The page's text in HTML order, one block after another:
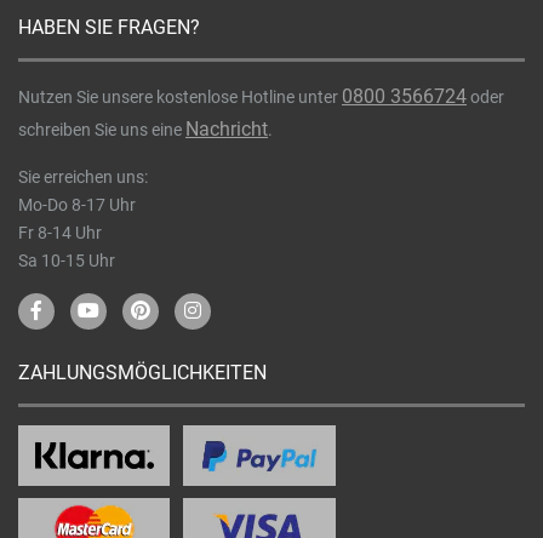
HABEN SIE FRAGEN?
Nutzen Sie unsere kostenlose Hotline unter 0800 3566724oder
schreiben Sie uns eine Nachricht.
Sie erreichen uns:
Mo-Do 8-17 Uhr
Fr 8-14 Uhr
Sa 10-15 Uhr
ZAHLUNGSMÖGLICHKEITEN